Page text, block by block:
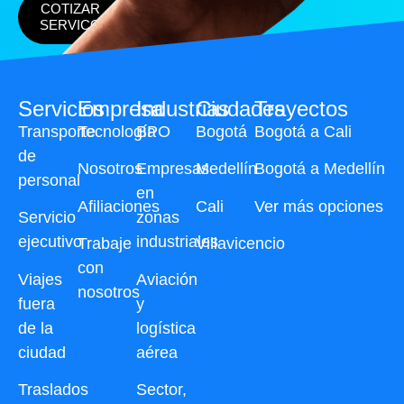
COTIZAR
SERVICO
Servicios
Transporte
de
personal
Servicio
ejecutivo
Viajes
fuera
de la
ciudad
Traslados
Industrias
BPO
Empresas
en
zonas
industriales
Aviación
y
logística
aérea
Sector,
Ciudades
Bogotá
Medellín
Cali
Villavicencio
Trayectos
Bogotá a Cali
Bogotá a Medellín
Ver más opciones
Empresa
Tecnología
Nosotros
Afiliaciones
Trabaje
con
nosotros